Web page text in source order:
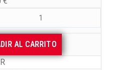
AL CARRITO